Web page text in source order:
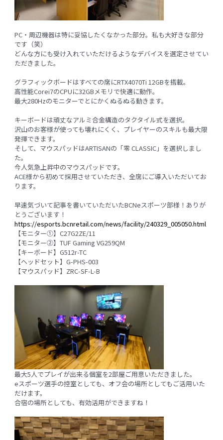
PC・周辺機器は特に妥協したくなかった部分。私も大好きな部分
です（笑）
どんな方にも受け入れていただけるようなデバイスを選定させてい
ただきました。
グラフィックボードはすべての席にRTX4070Ti 12GBを搭載。
高性能Corei7のCPUに32GBメモリで快適に動作。
最大280Hzのモニターでとにかくぬるぬる動きます。
キーボードは頑丈なアルミ合金構造のタクタイル式を選択。
沢山のお客様が使っても壊れにくく、プレイヤーのスキルも最大限
発揮できます。
そして、マウスパッドはARTISANの「零 CLASSIC」を選択しまし
た。
今人気急上昇中のマウスパッドです。
ACE様から初めて採用させていただき、全席にご導入いただいてお
ります。
早速気づいて記事を書いていただいたBCNeスポーツ部様！ありが
とうございます！
https://esports.bcnretail.com/news/facility/240329_005050.html
【モニター①】C27G2ZE/11
【モニター②】TUF Gaming VG259QM
【キーボード】G512r-TC
【ヘッドセット】G-PHS-003
【マウスパッド】ZRC-SF-L-B
最大5人でプレイが出来る個室を2部屋ご用意いただきました。
eスポーツ選手の控室としても、オフ会の場所としてもご活用いた
だけます。
合宿の場所としても、有効活用ができますね！